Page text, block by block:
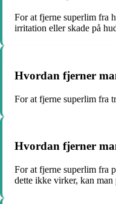
For at fjerne superlim fra
irritation eller skade på
Hvordan fjerner
For at fjerne superlim fra
Hvordan fjerner
For at fjerne superlim fra
dette ikke virker, kan